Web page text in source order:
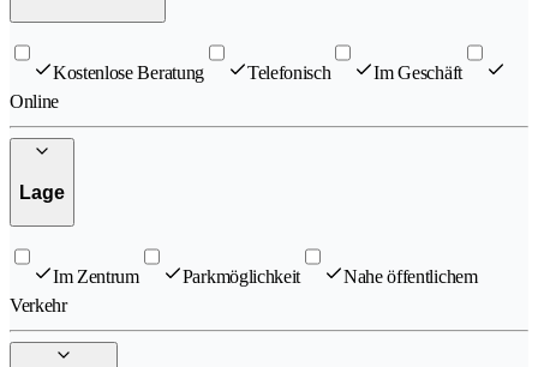
Kostenlose Beratung Telefonisch
Im Geschäft
Online
Lage
Im Zentrum Parkmöglichkeit
Nahe öffentlichem
Verkehr